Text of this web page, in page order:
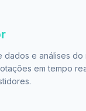
dados e análises do
em tempo